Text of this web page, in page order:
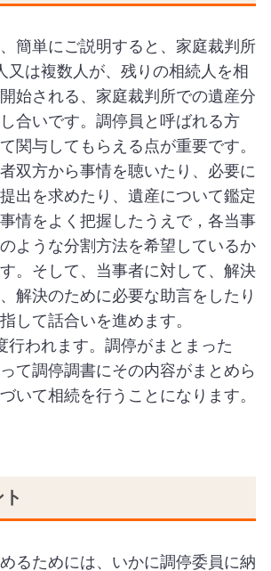
簡単にご説明すると、家庭裁判所
又は複数人が、残りの相続人を相
始される、家庭裁判所での遺産分
合いです。調停員と呼ばれる方
関与してもらえる点が重要です。
双方から事情を聴いたり、必要に
出を求めたり、遺産について鑑定
情をよく把握したうえで，各当事
ような分割方法を希望しているか
。そして、当事者に対して、解決
解決のために必要な助言をしたり
して話合いを進めます。
行われます。調停がまとまった
て調停調書にその内容がまとめら
いて相続を行うことになります。
るためには、いかに調停委員に納